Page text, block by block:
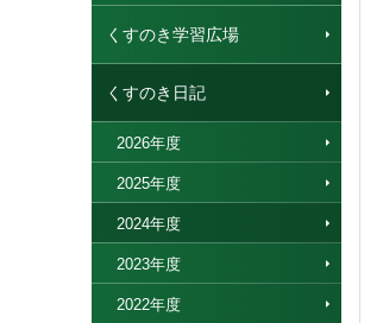
くすのき学習広場
くすのき日記
2026年度
2025年度
2024年度
2023年度
2022年度